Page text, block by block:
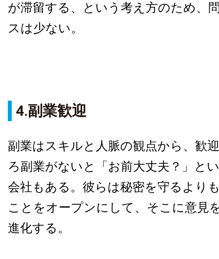
が滞留する、という考え方のため、
スは少ない。
4.副業歓迎
副業はスキルと人脈の観点から、歓
ろ副業がないと「お前大丈夫？」と
会社もある。彼らは秘密を守るより
ことをオープンにして、そこに意見
進化する。